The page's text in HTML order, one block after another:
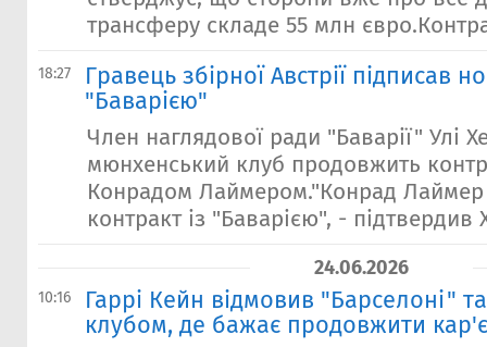
трансферу складе 55 млн
18:27
Гравець збірної Австрії підписав
"Баварією"
Член наглядової ради "Баварії" Улі
мюнхенський клуб продовжить
Конрадом Лаймером."Конрад Лаймер
контракт із "Баварією", - підтвердив
24.06.2026
10:16
Гаррі Кейн відмовив "Барселоні"
клубом, де бажає продовжити